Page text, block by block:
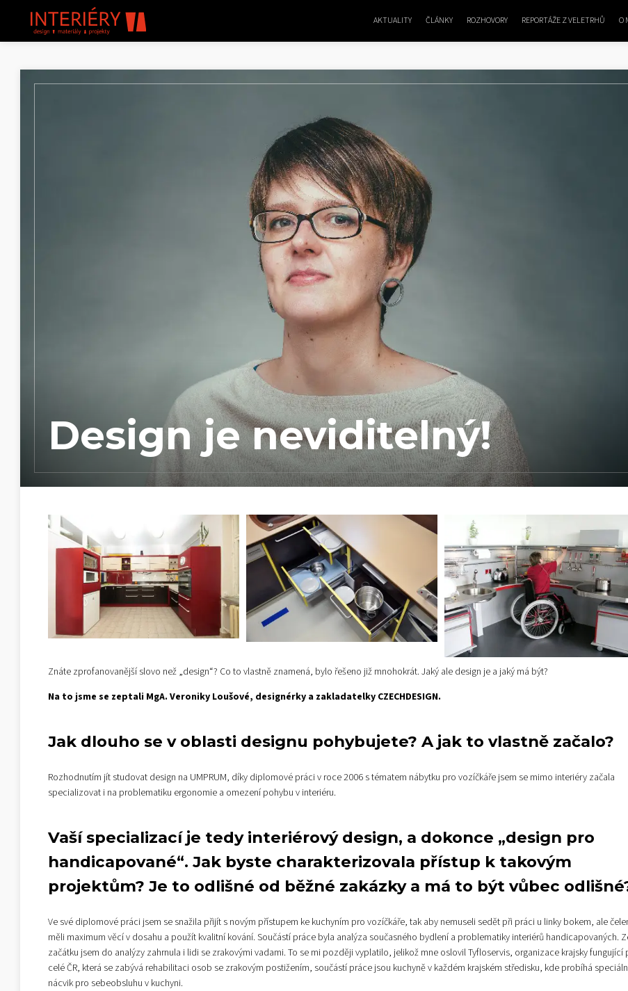
AKTUALITY ČLÁNKY ROZHOVORY REPORTÁŽE Z VELETRHŮ O
Design je neviditelný!
Znáte zprofanovanější slovo než „design“? Co to vlastně znamená, bylo řešeno již mnohokrát. Jaký ale design je a jaký má být?
Na to jsme se zeptali MgA. Veroniky Loušové, designérky a zakladatelky CZECHDESIGN.
Jak dlouho se v oblasti designu pohybujete? A jak to vlastně začalo?
Rozhodnutím jít studovat design na UMPRUM, díky diplomové práci v roce 2006 s tématem nábytku pro vozíčkáře jsem se mimo interiéry začala
specializovat i na problematiku ergonomie a omezení pohybu v interiéru.
Vaší specializací je tedy interiérový design, a dokonce „design pro
handicapované“. Jak byste charakterizovala přístup k takovým
projektům? Je to odlišné od běžné zakázky a má to být vůbec
Ve své diplomové práci jsem se snažila přijít s novým přístupem ke kuchyním pro vozíčkáře, tak aby nemuseli sedět při práci u linky bokem, ale
měli maximum věcí v dosahu a použít kvalitní kování. Součástí práce byla analýza současného bydlení a problematiky interiérů handicapovaných.
začátku jsem do analýzy zahrnula i lidi se zrakovými vadami. To se mi později vyplatilo, jelikož mne oslovil Tyfloservis, organizace krajsky fungující
celé ČR, která se zabývá rehabilitaci osob se zrakovým postižením, součástí práce jsou kuchyně v každém krajském středisku, kde probíhá
nácvik pro sebeobsluhu v kuchyni.